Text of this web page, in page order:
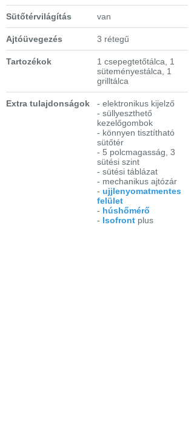
Sütőtérvilágítás van
Ajtóüvegezés 3 rétegű
Tartozékok
1 csepegtetőtálca, 1
süteményestálca, 1
grilltálca
Extra tulajdonságok
- elektronikus kijelző
- süllyeszthető
kezelőgombok
- könnyen tisztítható
sütőtér
- 5 polcmagasság, 3
sütési szint
- sütési táblázat
- mechanikus ajtózár
- ujjlenyomatmentes
felület
- húshőmérő
- Isofront plus